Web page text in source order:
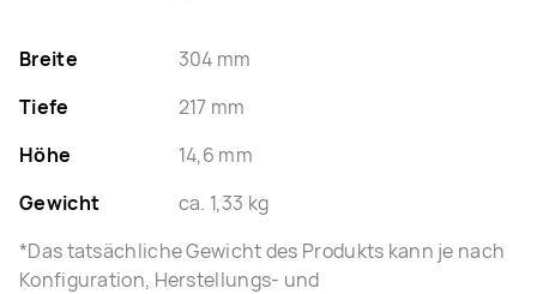
Breite
304 mm
Tiefe
217 mm
Höhe
14,6 mm
Gewicht
ca. 1,33 kg
*Das tatsächliche Gewicht des Produkts kann je nach
Konfiguration, Herstellungs- und